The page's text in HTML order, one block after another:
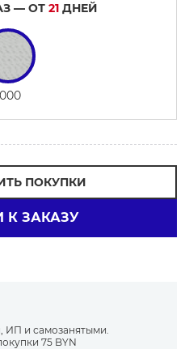
— ОТ 21 ДНЕЙ
ПОКУПКИ
К ЗАКАЗУ
ИП и самозанятыми.
75 BYN